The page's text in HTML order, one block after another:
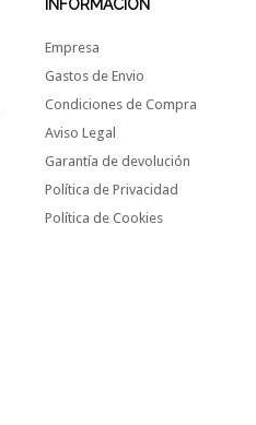
INFORMACIÓN
Empresa
Gastos de Envio
Condiciones de Compra
Aviso Legal
Garantía de devolución
Política de Privacidad
Política de Cookies